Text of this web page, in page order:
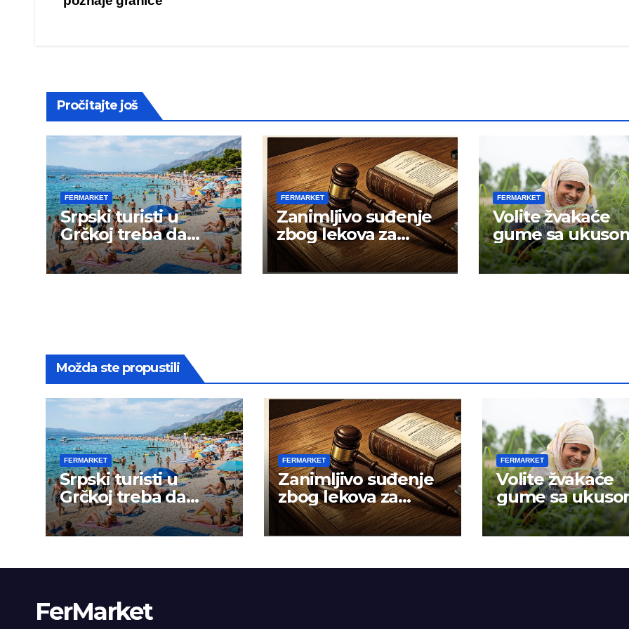
navigation
Pročitajte još
FERMARKET
Srpski turisti u
Grčkoj treba da
budu na oprezu
FERMARKET
Zanimljivo suđenje
zbog lekova za
gojaznost
FERMARKET
Volite žvakaće
gume sa
mentola?
Možda ste propustili
FERMARKET
Srpski turisti u
Grčkoj treba da
budu na oprezu
FERMARKET
Zanimljivo suđenje
zbog lekova za
gojaznost
FERMARKET
Volite žvakaće
gume sa
mentola?
FerMarket